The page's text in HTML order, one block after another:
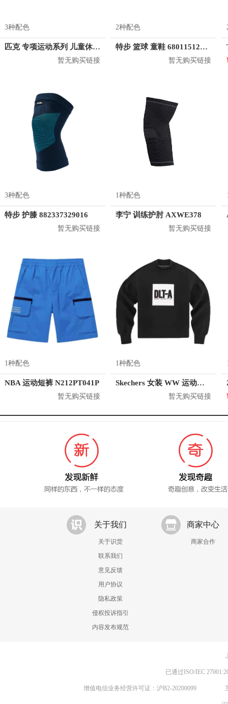
3种配色
匹克 专项运动系列 儿童休闲鞋 EK0206E
暂无购买链接
2种配色
特步 篮球 童鞋 680115124136
暂无购买链接
3种配色
特步 护膝 882337329016
暂无购买链接
1种配色
李宁 训练护肘 AXWE378
暂无购买链接
1种配色
NBA 运动短裤 N212PT041P
暂无购买链接
1种配色
Skechers 女装 WW 运动长袖卫衣 SMAWS19D504
暂无购买链接
关于我们
关于识货
联系我们
意见反馈
用户协议
隐私政策
侵权投诉指引
内容发布规范
商家中心
商家合作
已通过ISO/IEC
增值电信业务经营许可证：沪B2-20200099